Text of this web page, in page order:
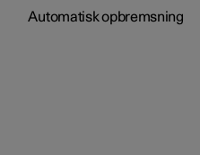
Automatisk opbremsning